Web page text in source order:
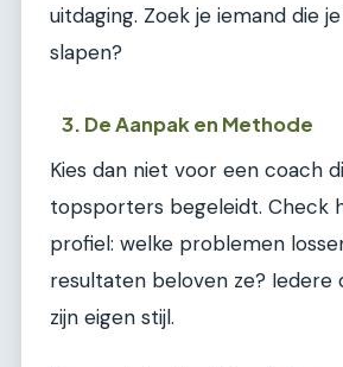
uitdaging. Zoek je iemand die
slapen?
3. De Aanpak en Methode
Kies dan niet voor een coach
topsporters begeleidt. Check
profiel: welke problemen
resultaten beloven ze? Iedere
zijn eigen stijl.